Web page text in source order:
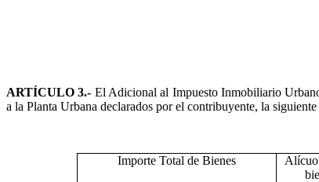
ARTÍCULO 3.- El Adicional al Impuesto Inmobiliario
a la Planta Urbana declarados por el contribuyente, la siguiente
Importe Total de Bienes